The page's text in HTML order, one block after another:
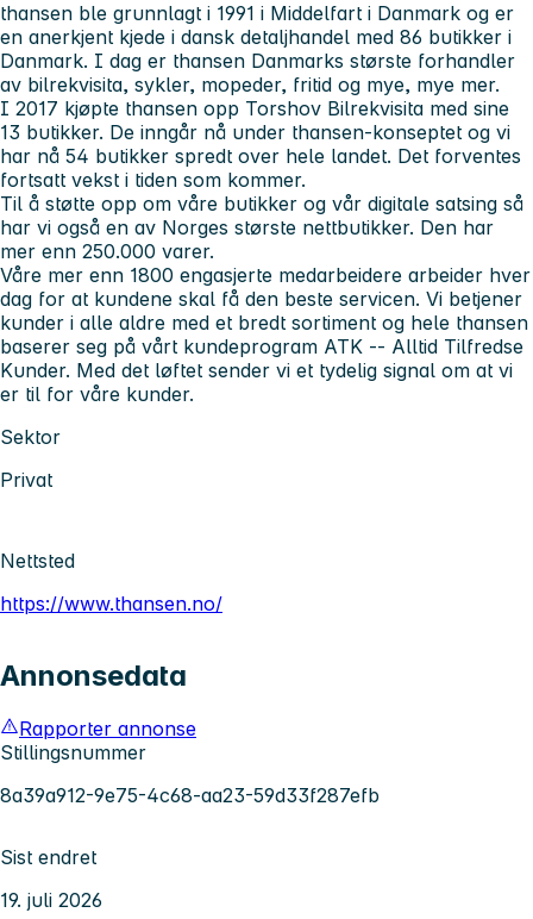
thansen ble grunnlagt i 1991 i Middelfart i Danmark og er
en anerkjent kjede i dansk detaljhandel med 86 butikker i
Danmark. I dag er thansen Danmarks største forhandler
av bilrekvisita, sykler, mopeder, fritid og mye, mye mer.
I 2017 kjøpte thansen opp Torshov Bilrekvisita med sine
13 butikker. De inngår nå under thansen-konseptet og vi
har nå 54 butikker spredt over hele landet. Det forventes
fortsatt vekst i tiden som kommer.
Til å støtte opp om våre butikker og vår digitale satsing så
har vi også en av Norges største nettbutikker. Den har
mer enn 250.000 varer.
Våre mer enn 1800 engasjerte medarbeidere arbeider hver
dag for at kundene skal få den beste servicen. Vi betjener
kunder i alle aldre med et bredt sortiment og hele thansen
baserer seg på vårt kundeprogram ATK -- Alltid Tilfredse
Kunder. Med det løftet sender vi et tydelig signal om at vi
er til for våre kunder.
Sektor
Privat
Nettsted
https://www.thansen.no/
Annonsedata
Rapporter annonse
Stillingsnummer
8a39a912-9e75-4c68-aa23-59d33f287efb
Sist endret
19. juli 2026